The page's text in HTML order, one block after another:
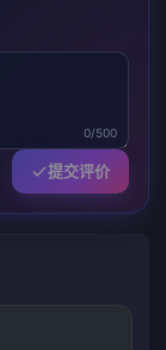
0/500
提交评价